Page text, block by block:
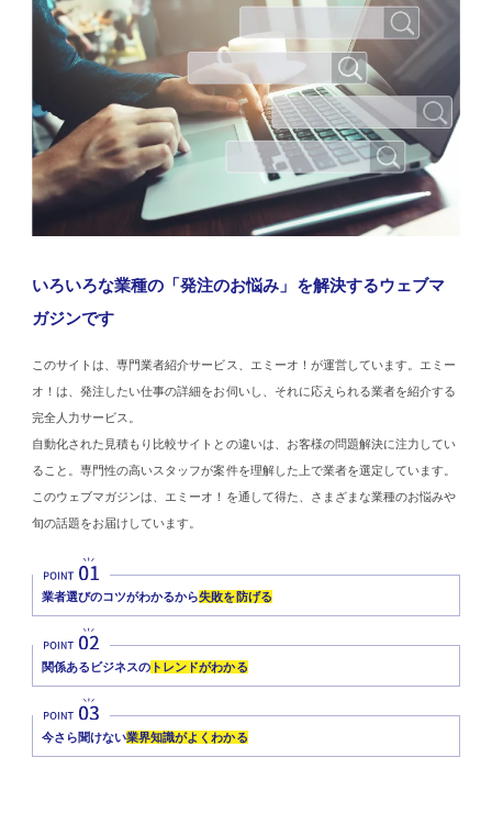
いろいろな業種の「発注のお悩み」を解決するウェブマ
ガジンです
このサイトは、専門業者紹介サービス、エミーオ！が運営しています。エミー
オ！は、発注したい仕事の詳細をお伺いし、それに応えられる業者を紹介する
完全人力サービス。
自動化された見積もり比較サイトとの違いは、お客様の問題解決に注力してい
ること。専門性の高いスタッフが案件を理解した上で業者を選定しています。
このウェブマガジンは、エミーオ！を通して得た、さまざまな業種のお悩みや
旬の話題をお届けしています。
業者選びのコツがわかるから失敗を防げる
関係あるビジネスの トレンドがわかる
今さら聞けない業界知識がよくわかる